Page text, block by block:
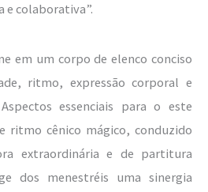
colaborativa”.
em um corpo de elenco conciso
ritmo, expressão corporal e
essenciais para o este
ritmo cênico mágico, conduzido
extraordinária e de partitura
dos menestréis uma sinergia